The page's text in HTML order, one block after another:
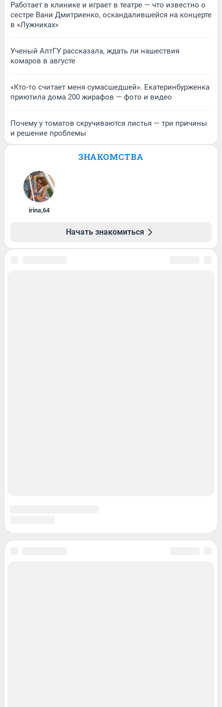
Работает в клинике и играет в театре — что известно о
сестре Вани Дмитриенко, оскандалившейся на концерте
в «Лужниках»
Ученый АлтГУ рассказала, ждать ли нашествия
комаров в августе
«Кто-то считает меня сумасшедшей». Екатеринбурженка
приютила дома 200 жирафов — фото и видео
Почему у томатов скручиваются листья — три причины
и решение проблемы
ЗНАКОМСТВА
irina,64
Начать знакомиться